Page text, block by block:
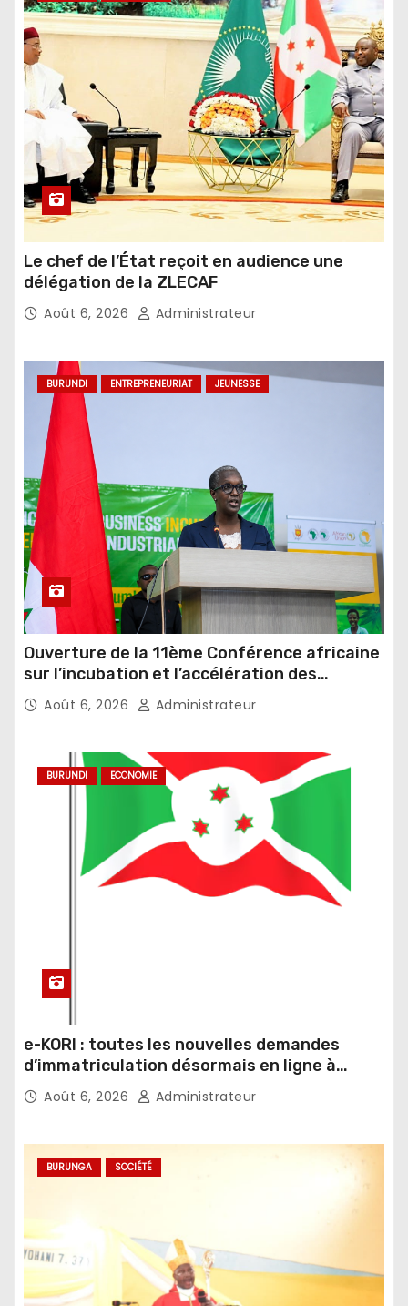
Le chef de l’État reçoit en audience une
délégation de la ZLECAF
Août 6, 2026 Administrateur
BURUNDI ENTREPRENEURIAT JEUNESSE
Ouverture de la 11ème Conférence africaine
sur l’incubation et l’accélération des
agribusiness
Août 6, 2026 Administrateur
BURUNDI ECONOMIE
e-KORI : toutes les nouvelles demandes
d’immatriculation désormais en ligne à
partir du 4 août
Août 6, 2026 Administrateur
BURUNGA SOCIÉTÉ